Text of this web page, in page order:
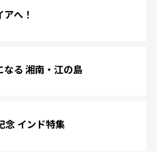
へ！
る 湘南・江の島
念 インド特集